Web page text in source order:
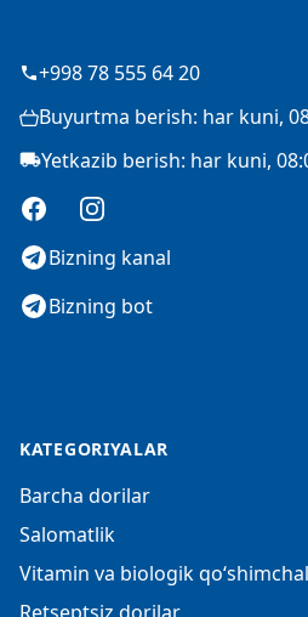
+998 78 555 64 20
Buyurtma berish: har kuni,
Yetkazib berish: har kuni,
FacebookInstagram
Bizning kanal
Bizning bot
KATEGORIYALAR
Barcha dorilar
Salomatlik
Vitamin va biologik